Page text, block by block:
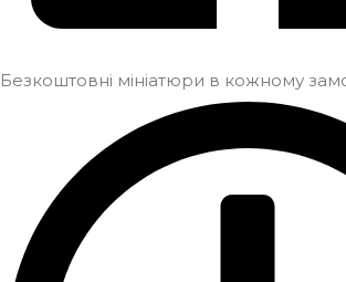
Безкоштовні мініатюри в кожному